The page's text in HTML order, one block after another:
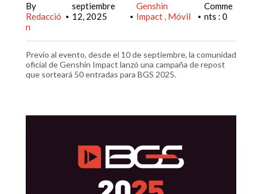
By
Redacció
n
•
septiembre
12, 2025
•
Genshin
Impact Móvil •
Comme
nts : 0
Previo al evento, desde el 10 de septiembre, la comunidad
oficial de Genshin Impact lanzó una campaña de repost
que sorteará 50 entradas para BGS 2025.